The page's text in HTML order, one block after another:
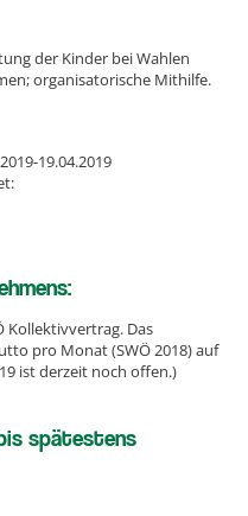
der Kinder bei Wahlen
organisatorische Mithilfe.
19.04.2019
Kollektivvertrag. Das
pro Monat (SWÖ 2018) auf
ist derzeit noch offen.)
spätestens